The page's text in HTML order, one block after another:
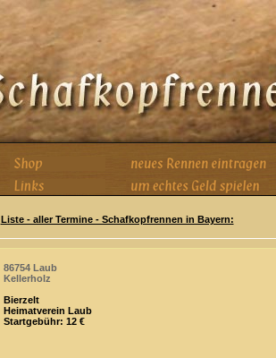
Liste - aller Termine - Schafkopfrennen in Bayern:
86754 Laub
Kellerholz
Bierzelt
Heimatverein Laub
Startgebühr: 12 €